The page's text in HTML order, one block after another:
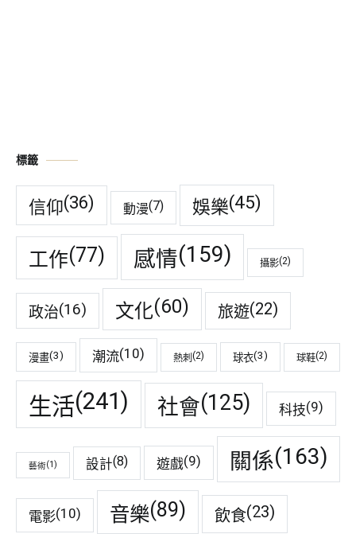
標籤
信仰(36) 動漫(7) 娛樂(45)
工作(77) 感情(159) 攝影(2)
政治(16) 文化(60) 旅遊(22)
漫畫(3) 潮流(10) 熱刺 (2) 球衣(3) 球鞋(2)
生活(241) 社會(125) 科技(9)
藝術(1) 設計(8) 遊戲(9) 關係(163)
電影(10) 音樂(89) 飲食(23)